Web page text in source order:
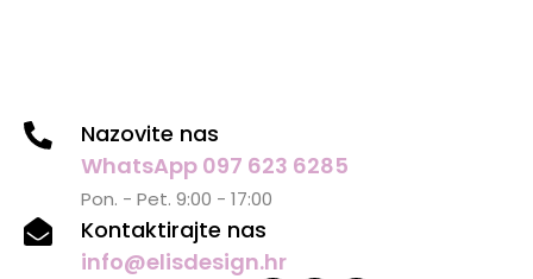
Nazovite nas
WhatsApp 097 623 6285
Pon. - Pet. 9:00 - 17:00
Kontaktirajte nas
info@elisdesign.hr